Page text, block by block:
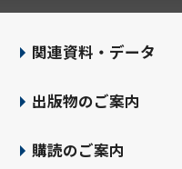
関連資料・データ
出版物のご案内
購読のご案内